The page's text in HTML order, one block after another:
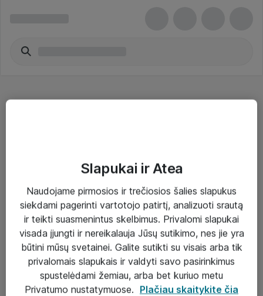
Sprendimai ir paslaugos
Paslaugos
Sprendimai
Įgyvendinti projektai
Atea ekspertų patarimai verslui
Slapukai ir Atea
Naudojame pirmosios ir trečiosios šalies slapukus
siekdami pagerinti vartotojo patirtį, analizuoti srautą
ir teikti suasmenintus skelbimus. Privalomi slapukai
visada įjungti ir nereikalauja Jūsų sutikimo, nes jie yra
būtini mūsų svetainei. Galite sutikti su visais arba tik
privalomais slapukais ir valdyti savo pasirinkimus
spustelėdami žemiau, arba bet kuriuo metu
Privatumo nustatymuose. Plačiau skaitykite čia